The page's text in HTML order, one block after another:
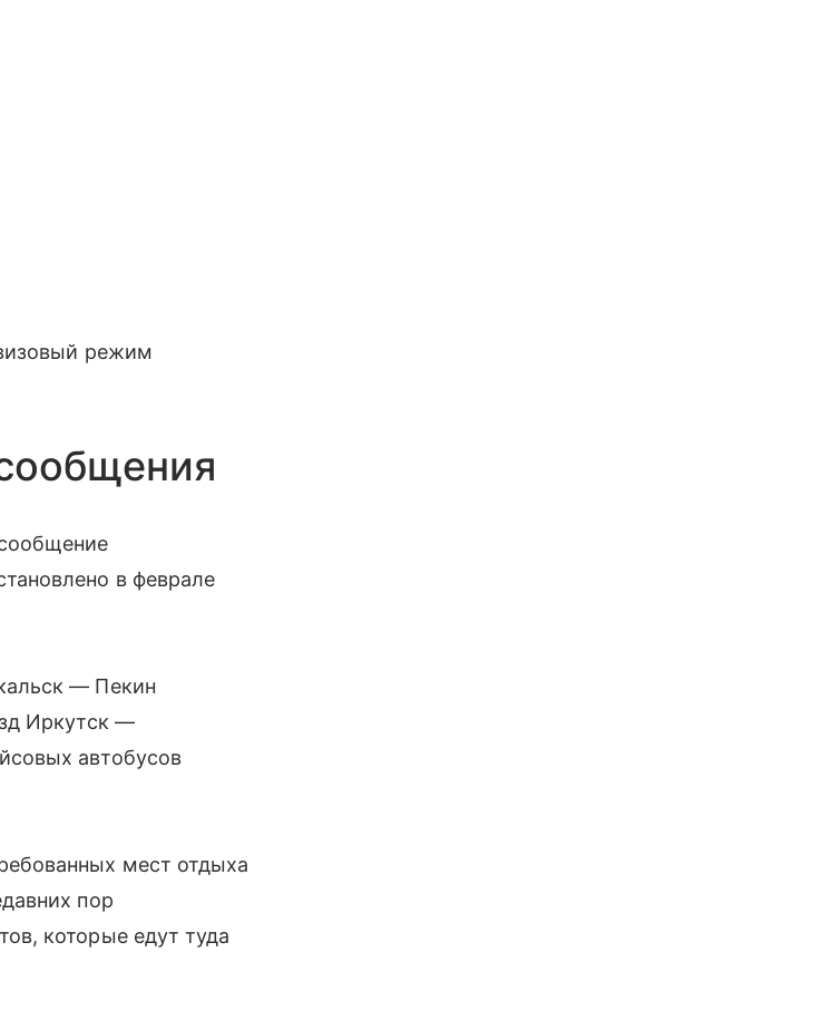
режим
в феврале
— Пекин
Иркутск —
автобусов
мест отдыха
пор
которые едут туда